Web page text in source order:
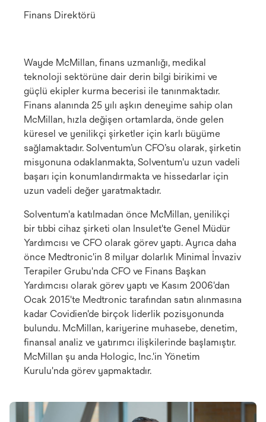
Finans Direktörü
Wayde McMillan, finans uzmanlığı, medikal
teknoloji sektörüne dair derin bilgi birikimi ve
güçlü ekipler kurma becerisi ile tanınmaktadır.
Finans alanında 25 yılı aşkın deneyime sahip olan
McMillan, hızla değişen ortamlarda, önde gelen
küresel ve yenilikçi şirketler için karlı büyüme
sağlamaktadır. Solventum’un CFO’su olarak, şirketin
misyonuna odaklanmakta, Solventum'u uzun vadeli
başarı için konumlandırmakta ve hissedarlar için
uzun vadeli değer yaratmaktadır.
Solventum'a katılmadan önce McMillan, yenilikçi
bir tıbbi cihaz şirketi olan Insulet'te Genel Müdür
Yardımcısı ve CFO olarak görev yaptı. Ayrıca daha
önce Medtronic'in 8 milyar dolarlık Minimal İnvaziv
Terapiler Grubu'nda CFO ve Finans Başkan
Yardımcısı olarak görev yaptı ve Kasım 2006'dan
Ocak 2015'te Medtronic tarafından satın alınmasına
kadar Covidien'de birçok liderlik pozisyonunda
bulundu. McMillan, kariyerine muhasebe, denetim,
finansal analiz ve yatırımcı ilişkilerinde başlamıştır.
McMillan şu anda Hologic, Inc.'in Yönetim
Kurulu'nda görev yapmaktadır.